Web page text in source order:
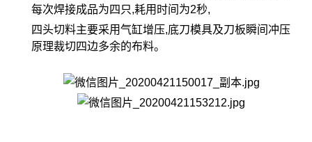
每次焊接成品为四只,耗用时间为2秒,
四头切料主要采用气缸增压,底刀模具及刀板瞬间冲压
原理裁切四边多余的布料。